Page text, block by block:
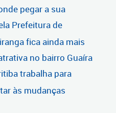
pegar a sua
Prefeitura de
fica ainda mais
no bairro Guaíra
trabalha para
às mudanças